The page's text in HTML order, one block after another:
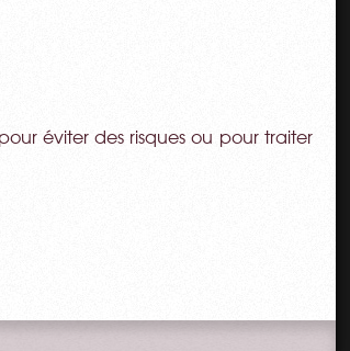
éviter des risques ou pour traiter